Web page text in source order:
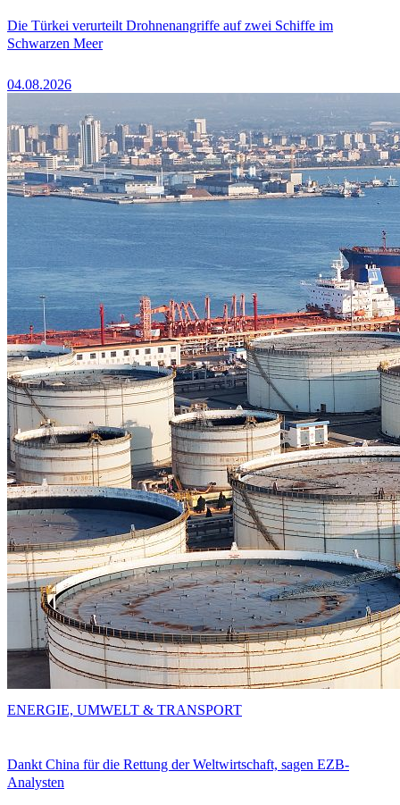
Die Türkei verurteilt Drohnenangriffe auf zwei Schiffe im
Schwarzen Meer
04.08.2026
Dankt China für die Rettung der Weltwirtschaft, sagen EZB-
Analysten
ENERGIE, UMWELT & TRANSPORT